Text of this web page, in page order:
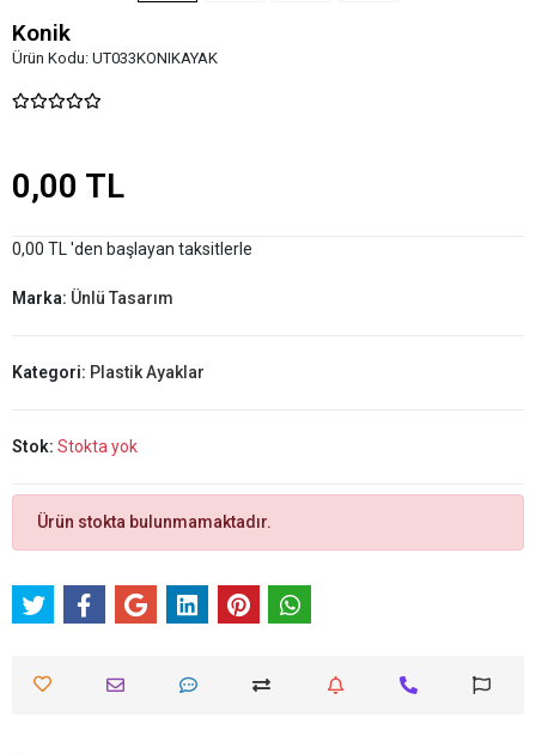
Konik
Ürün Kodu: UT033KONIKAYAK
0,00 TL
0,00 TL 'den başlayan taksitlerle
Marka: Ünlü Tasarım
Kategori: Plastik Ayaklar
Stok: Stokta yok
Ürün stokta bulunmamaktadır.